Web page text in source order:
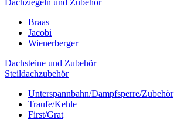
Braas
Jacobi
Wienerberger
Dachsteine und Zubehör
Steildachzubehör
Unterspannbahn/Dampfsperre/Zubehör
Traufe/Kehle
First/Grat